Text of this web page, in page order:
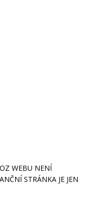
WEBU NENÍ
STRÁNKA JE JEN